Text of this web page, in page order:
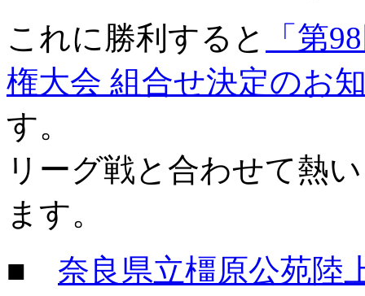
これに勝利すると
「第
権大会 組合せ決定のお
す。
リーグ戦と合わせて熱
ます。
■ 奈良県立橿原公苑陸